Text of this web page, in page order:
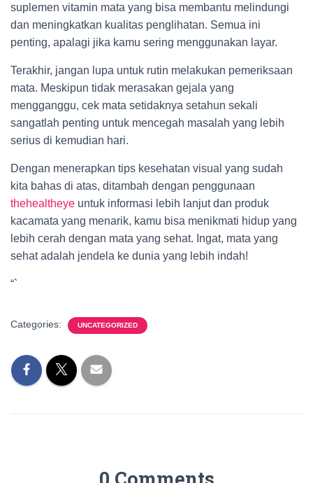
suplemen vitamin mata yang bisa membantu melindungi
dan meningkatkan kualitas penglihatan. Semua ini
penting, apalagi jika kamu sering menggunakan layar.
Terakhir, jangan lupa untuk rutin melakukan pemeriksaan
mata. Meskipun tidak merasakan gejala yang
mengganggu, cek mata setidaknya setahun sekali
sangatlah penting untuk mencegah masalah yang lebih
serius di kemudian hari.
Dengan menerapkan tips kesehatan visual yang sudah
kita bahas di atas, ditambah dengan penggunaan
thehealtheye untuk informasi lebih lanjut dan produk
kacamata yang menarik, kamu bisa menikmati hidup yang
lebih cerah dengan mata yang sehat. Ingat, mata yang
sehat adalah jendela ke dunia yang lebih indah!
“`
Categories: UNCATEGORIZED